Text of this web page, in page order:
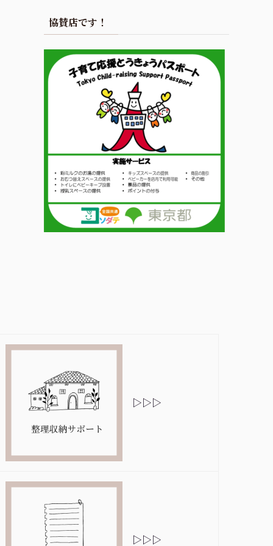
協賛店です！
▷▷▷
▷▷▷